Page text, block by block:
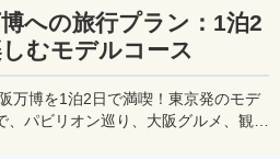
への旅行プラン：1泊2
しむモデルコース
万博を1泊2日で満喫！東京発のモデ
、パビリオン巡り、大阪グルメ、観光